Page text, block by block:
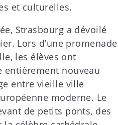
et culturelles.
Strasbourg a dévoilé
Lors d’une promenade
les élèves ont
entièrement nouveau
entre vieille ville
moderne. Le
de petits ponts, des